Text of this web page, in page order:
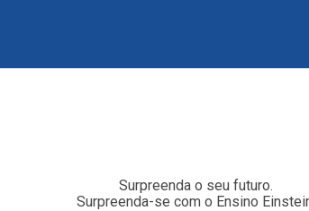
Surpreenda o seu futuro.
Surpreenda-se com o Ensino